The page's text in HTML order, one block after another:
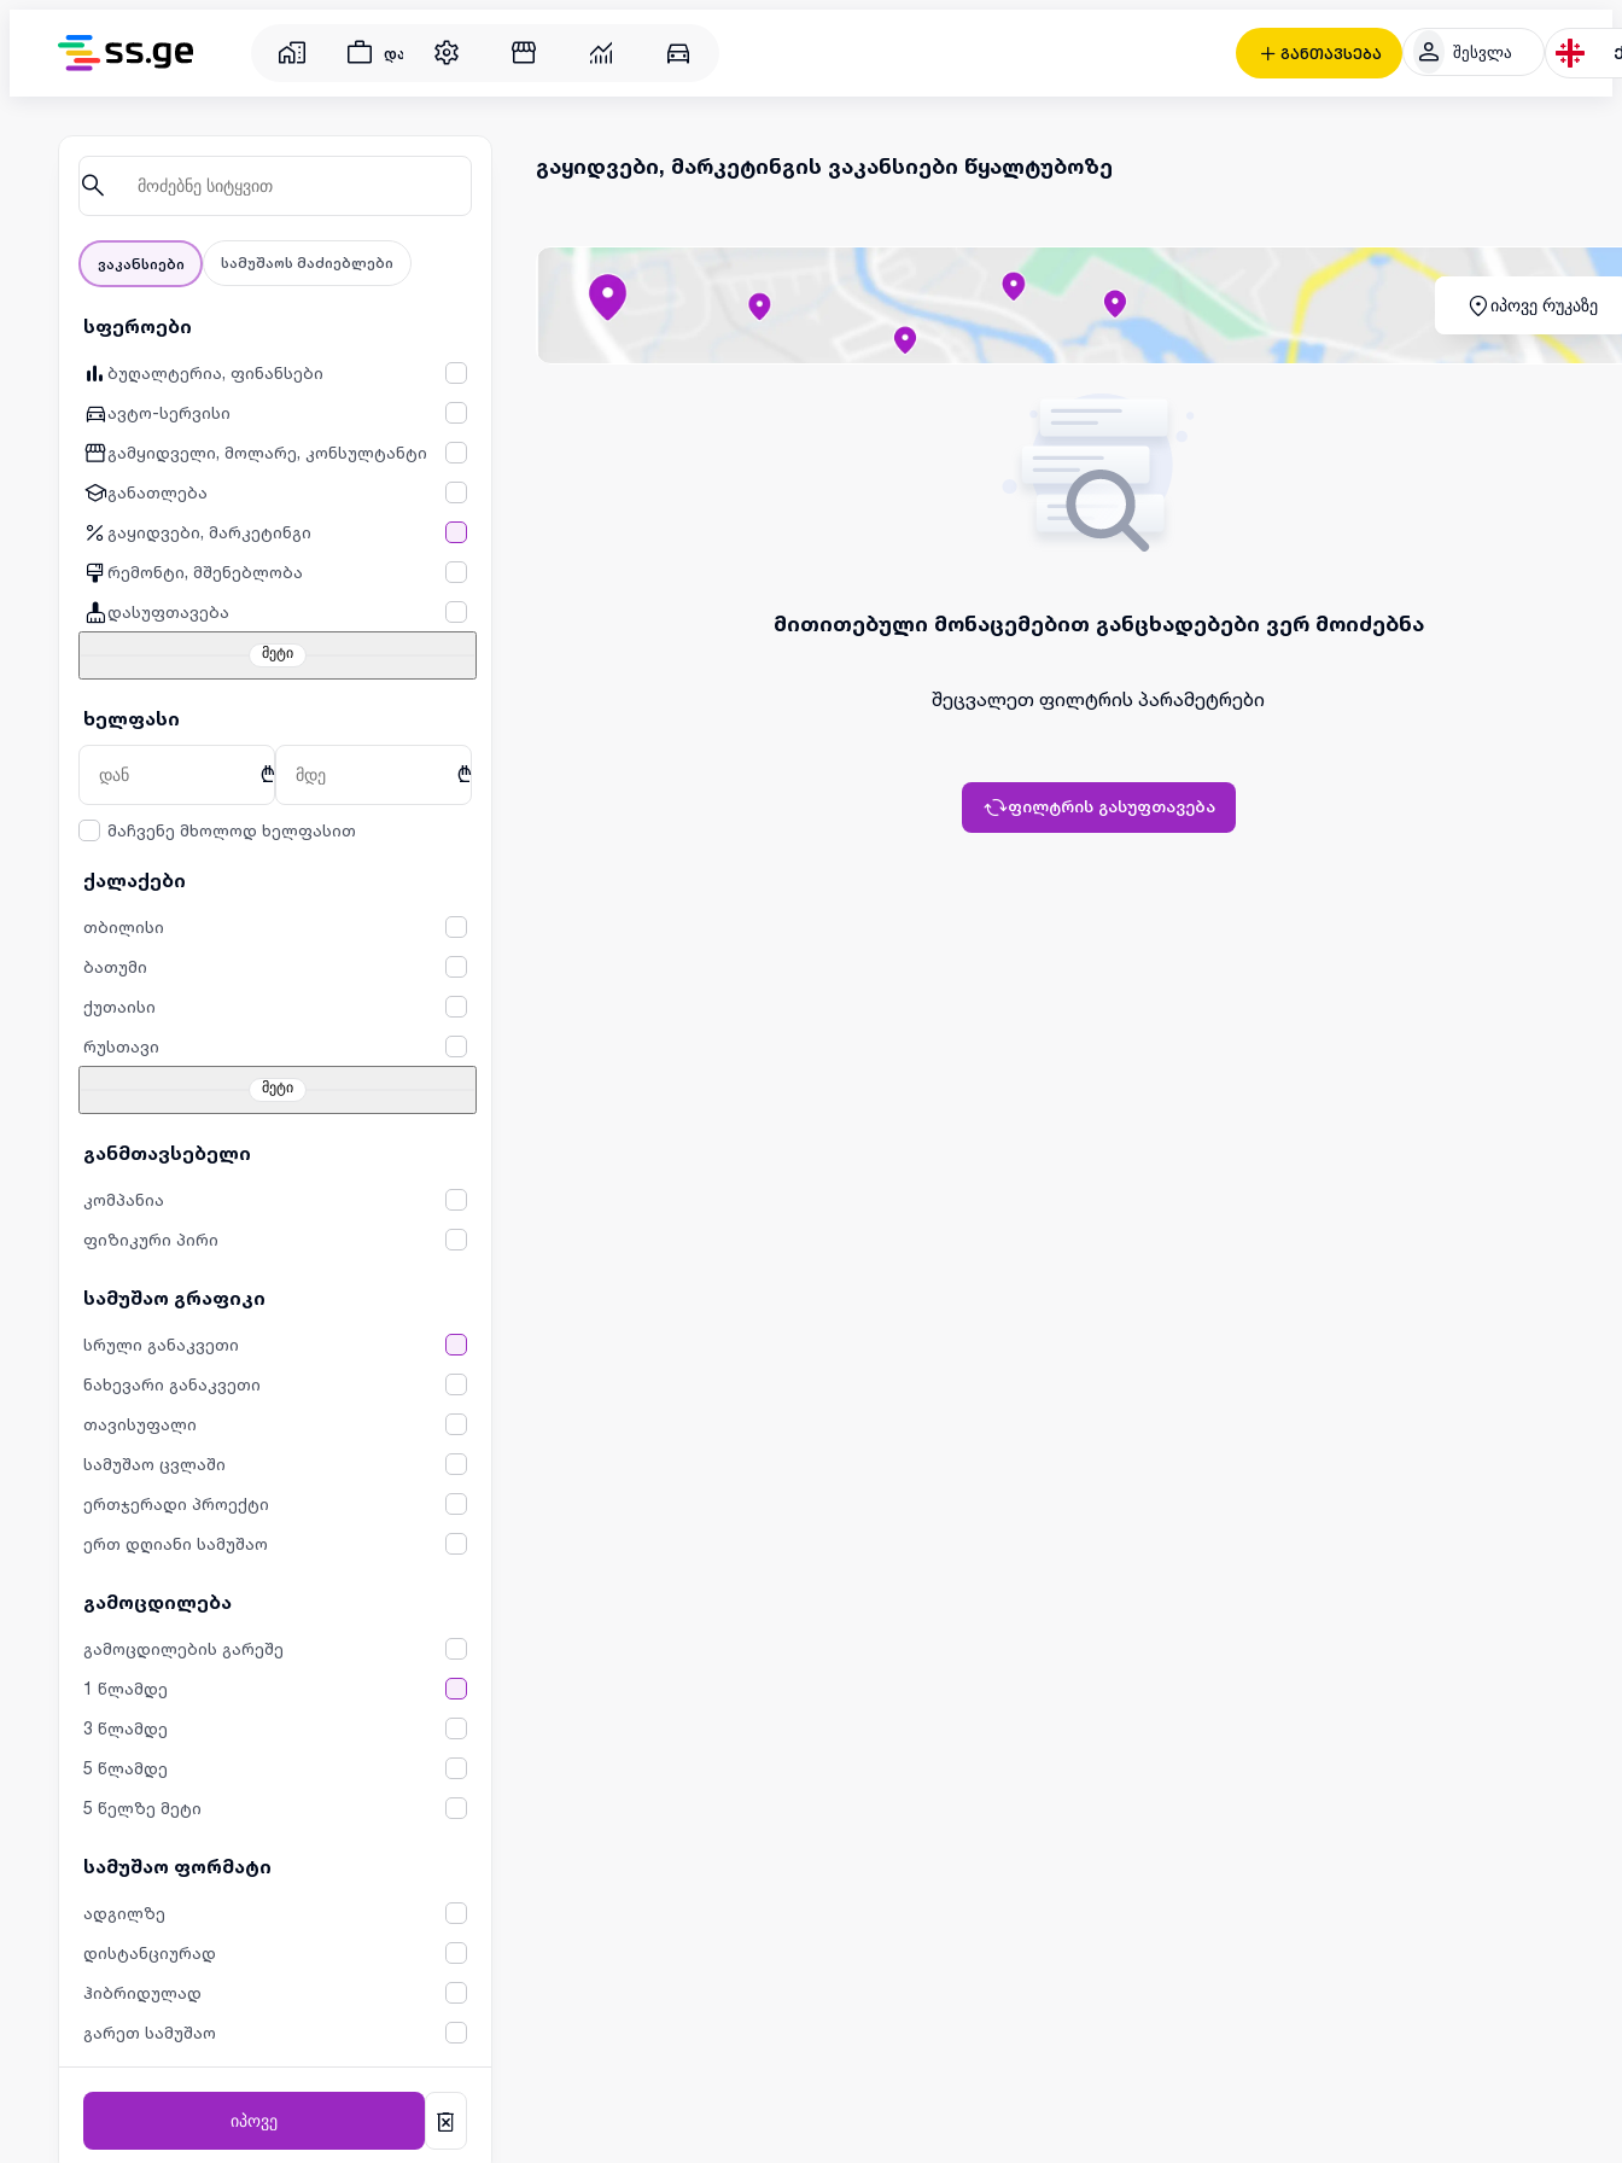
განთავსება შესვლა
დასაქმება
ვაკანსიები სამუშაოს მაძიებლები
სფეროები
ბუღალტერია, ფინანსები
ავტო-სერვისი
გამყიდველი, მოლარე, კონსულტანტი
განათლება
გაყიდვები, მარკეტინგი
რემონტი, მშენებლობა
დასუფთავება
მეტი
ხელფასი
₾ ₾
მაჩვენე მხოლოდ ხელფასით
ქალაქები
თბილისი
ბათუმი
ქუთაისი
რუსთავი
მეტი
განმთავსებელი
კომპანია
ფიზიკური პირი
სამუშაო გრაფიკი
სრული განაკვეთი
ნახევარი განაკვეთი
თავისუფალი
სამუშაო ცვლაში
ერთჯერადი პროექტი
ერთ დღიანი სამუშაო
გამოცდილება
გამოცდილების გარეშე
1 წლამდე
3 წლამდე
5 წლამდე
5 წელზე მეტი
სამუშაო ფორმატი
ადგილზე
დისტანციურად
ჰიბრიდულად
გარეთ სამუშაო
იპოვე
გაყიდვები, მარკეტინგის ვაკანსიები წყალტუბოზე
იპოვე რუკაზე
მითითებული მონაცემებით განცხადებები ვერ მოიძებნა
შეცვალეთ ფილტრის პარამეტრები
ფილტრის გასუფთავება